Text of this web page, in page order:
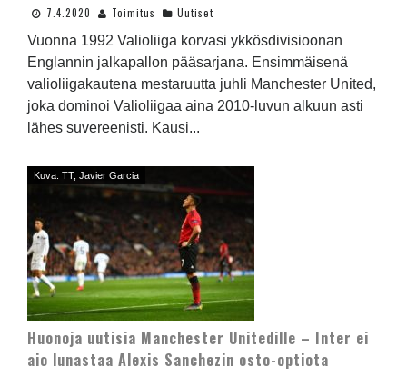
7.4.2020 Toimitus Uutiset
Vuonna 1992 Valioliiga korvasi ykkösdivisioonan
Englannin jalkapallon pääsarjana. Ensimmäisenä
valioliigakautena mestaruutta juhli Manchester United,
joka dominoi Valioliigaa aina 2010-luvun alkuun asti
lähes suvereenisti. Kausi...
Kuva: TT, Javier Garcia
Huonoja uutisia Manchester Unitedille – Inter ei
aio lunastaa Alexis Sanchezin osto-optiota